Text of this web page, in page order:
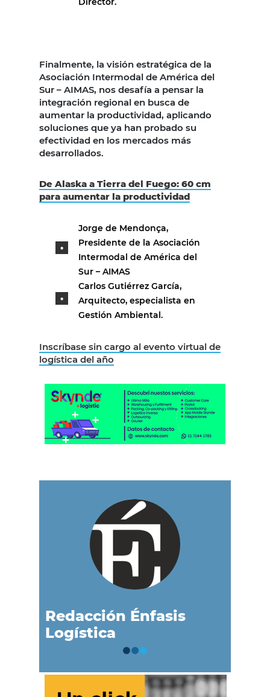
Finalmente, la visión estratégica de la
Asociación Intermodal de América del
Sur – AIMAS, nos desafía a pensar la
integración regional en busca de
aumentar la productividad, aplicando
soluciones que ya han probado su
efectividad en los mercados más
desarrollados.
De Alaska a Tierra del Fuego: 60 cm
para aumentar la productividad
Jorge de Mendonça,
Presidente de la Asociación
Intermodal de América del
Sur – AIMAS
Carlos Gutiérrez García,
Arquitecto, especialista en
Gestión Ambiental.
Inscríbase sin cargo al evento virtual de
logística del año
Redacción Énfasis
Logística